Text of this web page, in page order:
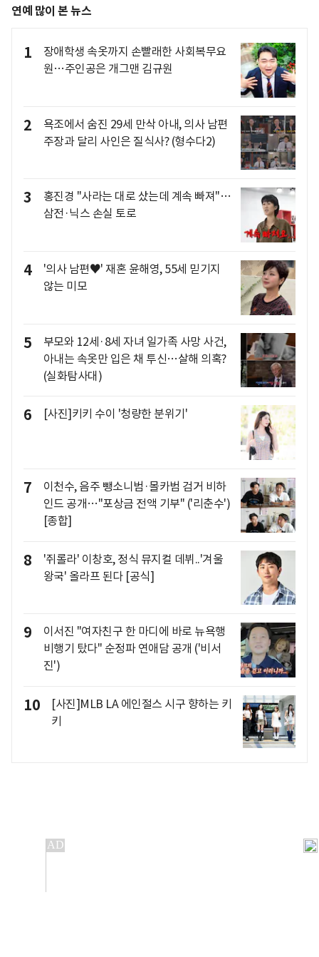
연예 많이 본 뉴스
1
장애학생 속옷까지 손빨래한 사회복무요
원…주인공은 개그맨 김규원
2
욕조에서 숨진 29세 만삭 아내, 의사 남편
주장과 달리 사인은 질식사? (형수다2)
3
홍진경 "사라는 대로 샀는데 계속 빠져"…
삼전·닉스 손실 토로
4
'의사 남편♥' 재혼 윤해영, 55세 믿기지
않는 미모
5
부모와 12세·8세 자녀 일가족 사망 사건,
아내는 속옷만 입은 채 투신…살해 의혹?
(실화탐사대)
6 [사진]키키 수이 '청량한 분위기'
7
이천수, 음주 뺑소니범·몰카범 검거 비하
인드 공개…"포상금 전액 기부" ('리춘수')
[종합]
8
'쥐롤라' 이창호, 정식 뮤지컬 데뷔..'겨울
왕국' 올라프 된다 [공식]
9
이서진 "여자친구 한 마디에 바로 뉴욕행
비행기 탔다" 순정파 연애담 공개 ('비서
진')
10
[사진]MLB LA 에인절스 시구 향하는 키
키